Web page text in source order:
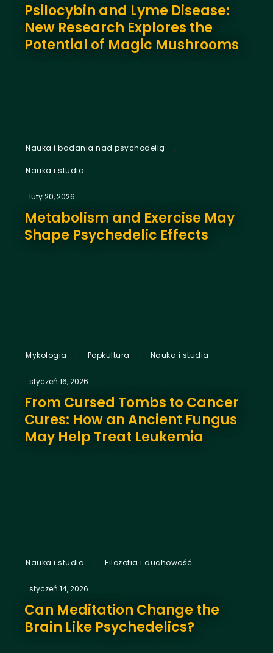
Psilocybin and Lyme Disease:
New Research Explores the
Potential of Magic Mushrooms
Nauka i badania nad psychodelią ,
Nauka i studia
luty 20, 2026
Metabolism and Exercise May
Shape Psychedelic Effects
Mykologia , Popkultura , Nauka i studia
styczeń 16, 2026
From Cursed Tombs to Cancer
Cures: How an Ancient Fungus
May Help Treat Leukemia
Nauka i studia , Filozofia i duchowość
styczeń 14, 2026
Can Meditation Change the
Brain Like Psychedelics?